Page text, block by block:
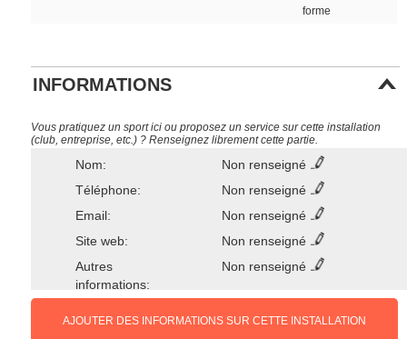
forme
INFORMATIONS
Vous pratiquez un sport ici ou proposez un service sur cette installation
(club, entreprise, etc.) ? Renseignez librement cette partie.
Nom:
Non renseigné
Téléphone:
Non renseigné
Email:
Non renseigné
Site web:
Non renseigné
Autres
informations:
Non renseigné
AJOUTER DES INFORMATIONS SUR CETTE INSTALLATION